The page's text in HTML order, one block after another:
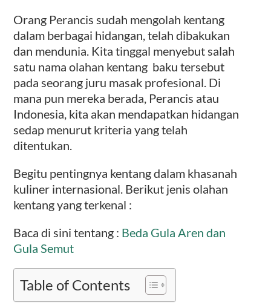
Orang Perancis sudah mengolah kentang
dalam berbagai hidangan, telah dibakukan
dan mendunia. Kita tinggal menyebut salah
satu nama olahan kentang baku tersebut
pada seorang juru masak profesional. Di
mana pun mereka berada, Perancis atau
Indonesia, kita akan mendapatkan hidangan
sedap menurut kriteria yang telah
ditentukan.
Begitu pentingnya kentang dalam khasanah
kuliner internasional. Berikut jenis olahan
kentang yang terkenal :
Baca di sini tentang : Beda Gula Aren dan
Gula Semut
Table of Contents